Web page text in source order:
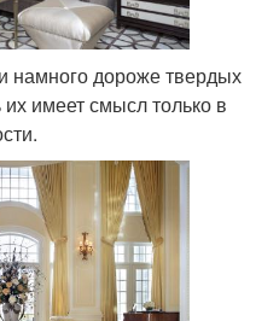
намного дороже твердых
имеет смысл только в